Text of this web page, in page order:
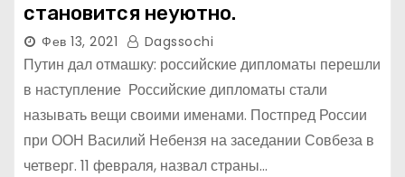
становится неуютно.
Фев 13, 2021 Dagssochi
Путин дал отмашку: российские дипломаты перешли
в наступление Российские дипломаты стали
называть вещи своими именами. Постпред России
при ООН Василий Небензя на заседании Совбеза в
четверг. 11 февраля, назвал страны…